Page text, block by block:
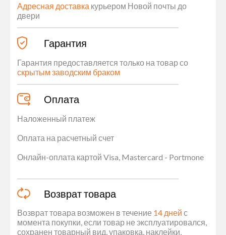
Адресная доставка курьером Новой почты до
двери
Гарантия
Гарантия предоставляется только на товар со
скрытым заводским браком
Оплата
Наложенный платеж
Оплата на расчетный счет
Онлайн-оплата картой Visa, Mastercard - Portmone
Возврат товара
Возврат товара возможен в течение 14 дней с
момента покупки, если товар не эксплуатировался,
сохранен товарный вид, упаковка, наклейки,